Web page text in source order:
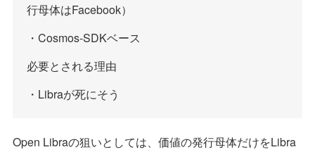
行母体はFacebook）
・Cosmos-SDKベース
必要とされる理由
・Libraが死にそう
Open Libraの狙いとしては、価値の発行母体だけをLibra